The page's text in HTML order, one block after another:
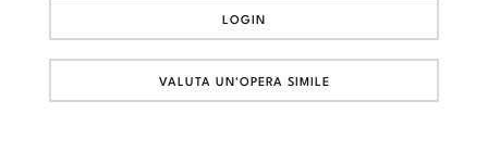
LOGIN
VALUTA UN'OPERA SIMILE